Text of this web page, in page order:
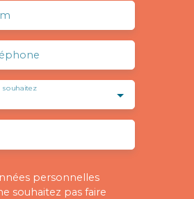
souhaitez
personnelles
souhaitez pas faire